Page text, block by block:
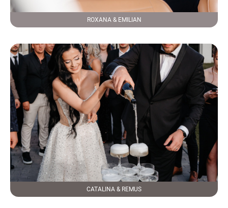
ROXANA & EMILIAN
CATALINA & REMUS